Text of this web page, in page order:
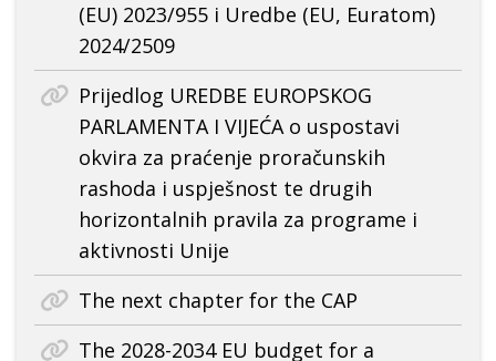
(EU) 2023/955 i Uredbe (EU, Euratom)
2024/2509
Prijedlog UREDBE EUROPSKOG
PARLAMENTA I VIJEĆA o uspostavi
okvira za praćenje proračunskih
rashoda i uspješnost te drugih
horizontalnih pravila za programe i
aktivnosti Unije
The next chapter for the CAP
The 2028-2034 EU budget for a